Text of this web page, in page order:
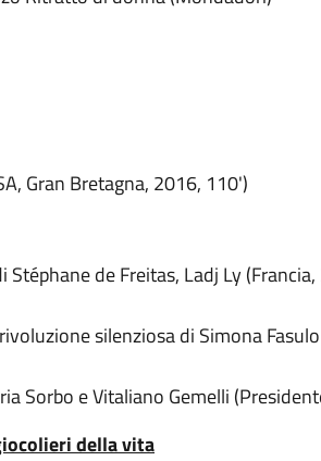
Gran Bretagna, 2016, 110')
Stéphane de Freitas, Ladj Ly
silenziosa di Simona
Sorbo e Vitaliano Gemelli
della vita